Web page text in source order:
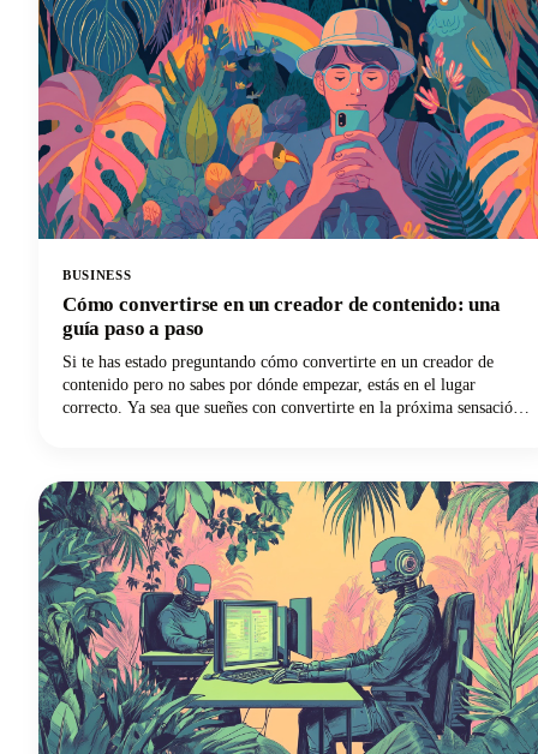
específicas.
BUSINESS
Cómo convertirse en un creador de contenido: una
guía paso a paso
Si te has estado preguntando cómo convertirte en un creador de
contenido pero no sabes por dónde empezar, estás en el lugar
correcto. Ya sea que sueñes con convertirte en la próxima sensación
sueños de creación de contenido en realidad.